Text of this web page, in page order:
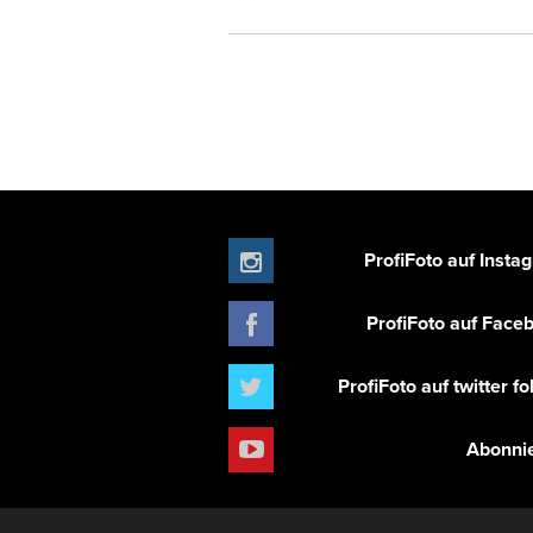
ProfiFoto auf
ProfiFoto auf
ProfiFoto auf twitter